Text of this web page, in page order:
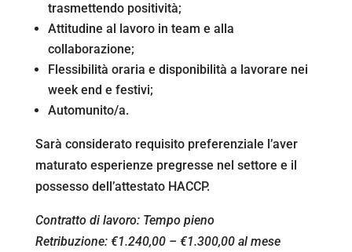
trasmettendo positività;
Attitudine al lavoro in team e alla
collaborazione;
Flessibilità oraria e disponibilità a lavorare nei
week end e festivi;
Automunito/a.
Sarà considerato requisito preferenziale l’aver
maturato esperienze pregresse nel settore e il
possesso dell’attestato HACCP.
Contratto di lavoro: Tempo pieno
Retribuzione: €1.240,00 – €1.300,00 al mese